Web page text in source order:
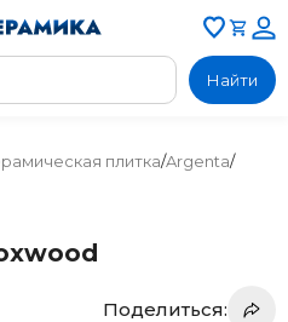
Найти
плитка/Argenta/
Поделиться: